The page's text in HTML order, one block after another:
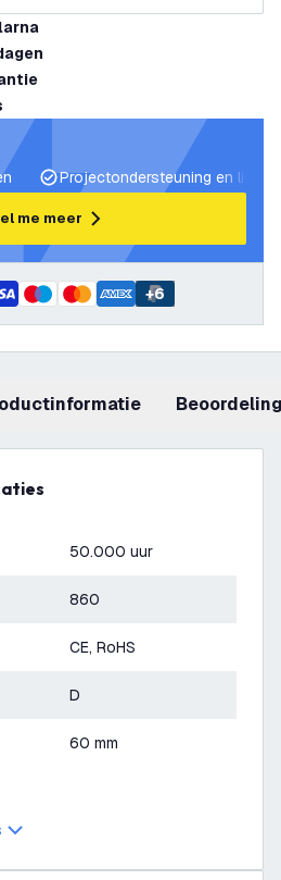
Projectondersteuning en
me meer
+6
50.000 uur
860
CE, RoHS
D
60 mm